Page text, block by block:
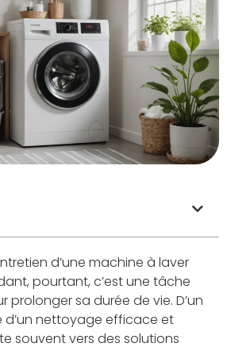
d’une machine à laver
pourtant, c’est une tâche
sa durée de vie. D’un
nettoyage efficace et
souvent vers des solutions